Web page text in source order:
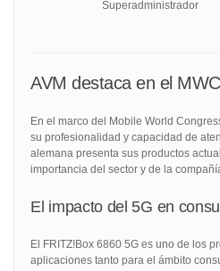
Superadministrador
AVM destaca en el
En el marco del Mobile World
su profesionalidad y capacidad de
alemana presenta sus productos
importancia del sector y de la
El impacto del 5G en
El FRITZ!Box 6860 5G es uno de los
aplicaciones tanto para el ámbito